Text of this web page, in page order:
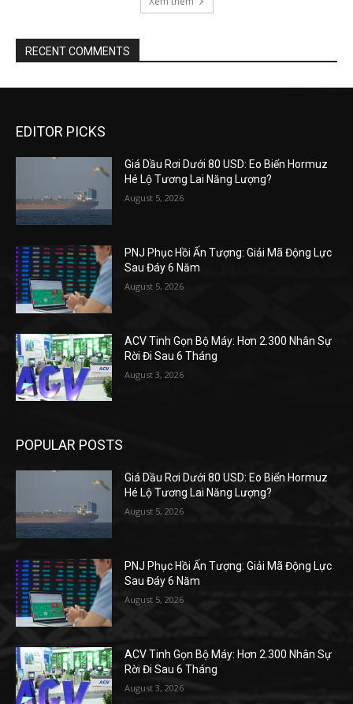
RECENT COMMENTS
EDITOR PICKS
Giá Dầu Rơi Dưới 80 USD: Eo Biển Hormuz
Hé Lộ Tương Lai Năng Lượng?
August 5, 2026
PNJ Phục Hồi Ấn Tượng: Giải Mã Động Lực
Sau Đáy 6 Năm
August 5, 2026
ACV Tinh Gọn Bộ Máy: Hơn 2.300 Nhân Sự
Rời Đi Sau 6 Tháng
August 3, 2026
POPULAR POSTS
Giá Dầu Rơi Dưới 80 USD: Eo Biển Hormuz
Hé Lộ Tương Lai Năng Lượng?
August 5, 2026
PNJ Phục Hồi Ấn Tượng: Giải Mã Động Lực
Sau Đáy 6 Năm
August 5, 2026
ACV Tinh Gọn Bộ Máy: Hơn 2.300 Nhân Sự
Rời Đi Sau 6 Tháng
August 3, 2026